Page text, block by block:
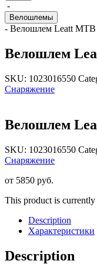
-
Велошлемы
- Велошлем Leatt MTB
Велошлем
SKU: 1023016550
Снаряжение
Велошлем
SKU: 1023016550
Снаряжение
от 5850 руб.
This product is
Description
Характеристики
Description